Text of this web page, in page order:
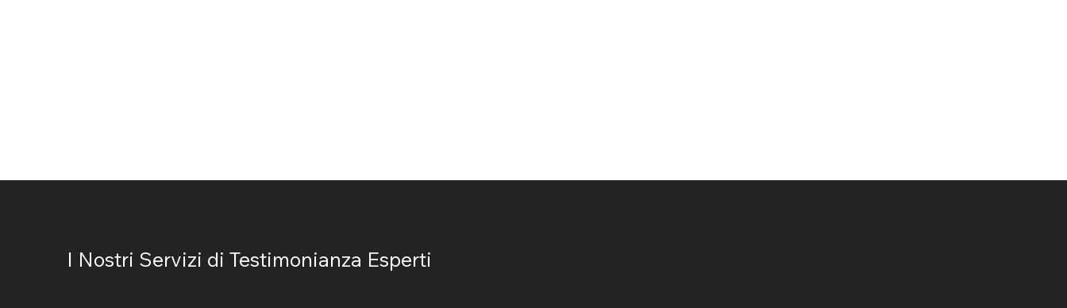
I Nostri Servizi di Testimonianza Esperti